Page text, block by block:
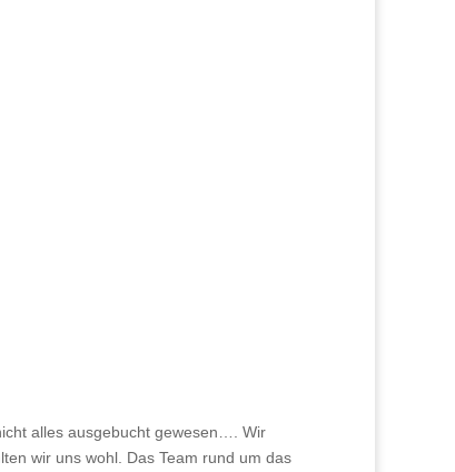
alles ausgebucht gewesen…. Wir
wir uns wohl. Das Team rund um das